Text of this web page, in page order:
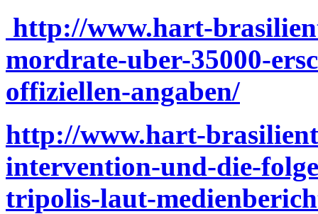
http://www.hart-
mordrate-uber-35000-
offiziellen-angaben/
http://www.hart-
intervention-und-die-
tripolis-laut-